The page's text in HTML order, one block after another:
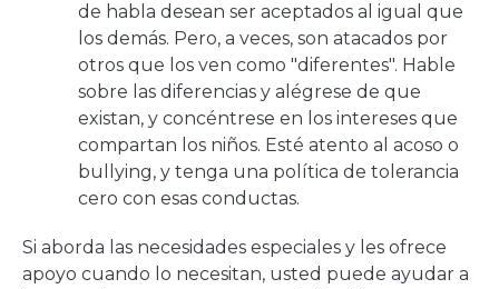
de habla desean ser aceptados al igual que
los demás. Pero, a veces, son atacados por
otros que los ven como "diferentes". Hable
sobre las diferencias y alégrese de que
existan, y concéntrese en los intereses que
compartan los niños. Esté atento al acoso o
bullying, y tenga una política de tolerancia
cero con esas conductas.
Si aborda las necesidades especiales y les ofrece
apoyo cuando lo necesitan, usted puede ayudar a